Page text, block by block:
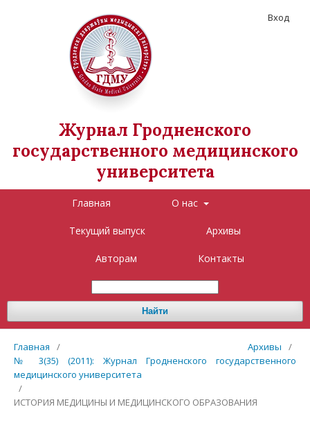
Журнал Гродненского
государственного медицинского
университета
Главная О нас
Текущий выпуск Архивы
Авторам Контакты
Найти
Вход
Главная / Архивы
/
№ 3(35) (2011): Журнал Гродненского государственного
медицинского университета
/
ИСТОРИЯ МЕДИЦИНЫ И МЕДИЦИНСКОГО ОБРАЗОВАНИЯ